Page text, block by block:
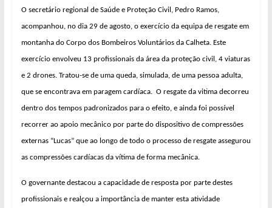
O secretário regional de Saúde e Proteção Civil, Pedro Ramos,
acompanhou, no dia 29 de agosto, o exercício da equipa de resgate em
montanha do Corpo dos Bombeiros Voluntários da Calheta. Este
exercício envolveu 13 profissionais da área da proteção civil, 4 viaturas
e 2 drones. Tratou-se de uma queda, simulada, de uma pessoa adulta,
que se encontrava em paragem cardíaca. O resgate da vitima decorreu
dentro dos tempos padronizados para o efeito, e ainda foi possível
recorrer ao apoio mecânico por parte do dispositivo de compressões
externas “Lucas” que ao longo de todo o processo de resgate assegurou
as compressões cardíacas da vítima de forma mecânica.
O governante destacou a capacidade de resposta por parte destes
profissionais e realçou a importância de manter esta atividade